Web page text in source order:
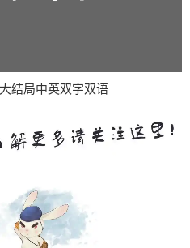
结局中英双字双语